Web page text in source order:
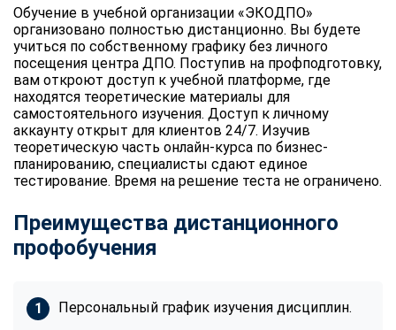
Обучение в учебной организации «ЭКОДПО»
организовано полностью дистанционно. Вы будете
учиться по собственному графику без личного
посещения центра ДПО. Поступив на профподготовку,
вам откроют доступ к учебной платформе, где
находятся теоретические материалы для
самостоятельного изучения. Доступ к личному
аккаунту открыт для клиентов 24/7. Изучив
теоретическую часть онлайн-курса по бизнес-
планированию, специалисты сдают единое
тестирование. Время на решение теста не ограничено.
Преимущества дистанционного
профобучения
Персональный график изучения дисциплин.